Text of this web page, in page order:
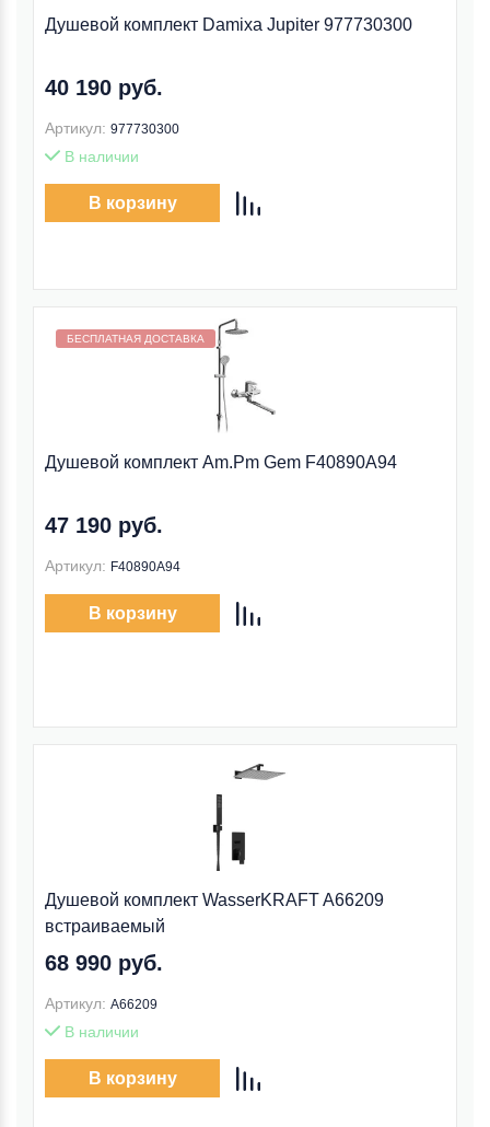
Душевой комплект Damixa Jupiter 977730300
40 190 руб.
Артикул: 977730300
В наличии
В корзину
БЕСПЛАТНАЯ ДОСТАВКА
Душевой комплект Am.Pm Gem F40890A94
47 190 руб.
Артикул: F40890A94
В корзину
Душевой комплект WasserKRAFT A66209
встраиваемый
68 990 руб.
Артикул: A66209
В наличии
В корзину